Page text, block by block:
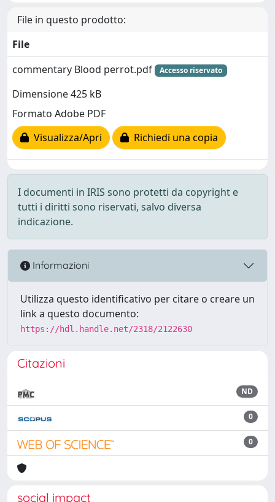
File in questo prodotto:
File
commentary Blood perrot.pdf
Accesso riservato
Dimensione 425 kB
Formato Adobe PDF
Visualizza/Apri
Richiedi una copia
I documenti in IRIS sono protetti da copyright e
tutti i diritti sono riservati, salvo diversa
indicazione.
Informazioni
Utilizza questo identificativo per citare o creare un
link a questo documento:
https://hdl.handle.net/2318/2122630
Citazioni
ND
0
0
social impact